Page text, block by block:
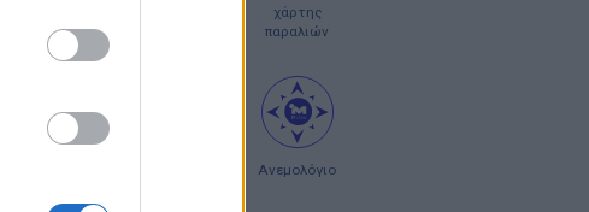
χάρτες
χάρτης
παραλιών
Ανεμολόγιο